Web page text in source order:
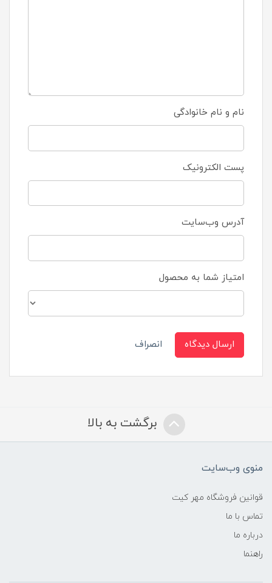
نام و نام خانوادگی
پست الکترونیک
آدرس وب‌سایت
امتیاز شما به محصول
ارسال دیدگاه انصراف
برگشت به بالا
منوی وب‌سایت
قوانین فروشگاه مهر کیت
تماس با ما
درباره ما
راهنما